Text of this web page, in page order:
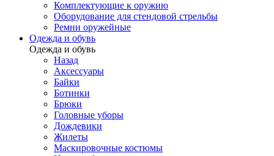
Комплектующие к оружию
Оборудование для стендовой стрельбы
Ремни оружейные
Одежда и обувь
Одежда и обувь
Назад
Аксессуары
Байки
Ботинки
Брюки
Головные уборы
Дождевики
Жилеты
Маскировочные костюмы